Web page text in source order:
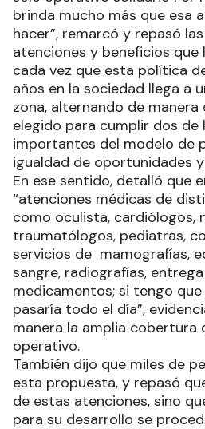
brinda mucho más que esa
hacer”, remarcó y repasó
atenciones y beneficios
cada vez que esta política
años en la sociedad llega a
zona, alternando de
elegido para cumplir dos de
importantes del modelo de
igualdad de oportunidades
En ese sentido, detalló que
“atenciones médicas de
como oculista, cardiólogos,
traumatólogos, pediatras,
servicios de mamografías,
sangre, radiografías,
medicamentos; si tengo
pasaría todo el día”,
manera la amplia cobertura
operativo.
También dijo que miles de
esta propuesta, y repasó
de estas atenciones, sino
para su desarrollo se